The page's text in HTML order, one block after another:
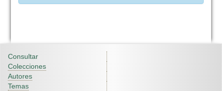
Consultar
Colecciones
Autores
Temas